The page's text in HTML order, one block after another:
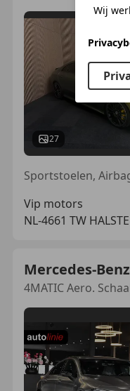
27
Vip motors
NL-4661 TW
Mercedes-
4MATIC Aero.
Wij